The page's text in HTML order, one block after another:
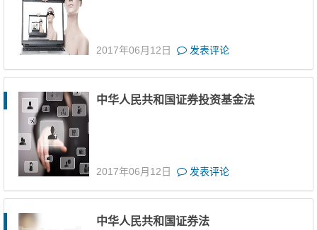
2017年06月12日 发表评论
中华人民共和国证券投资基金法
2017年06月12日 发表评论
中华人民共和国证券法